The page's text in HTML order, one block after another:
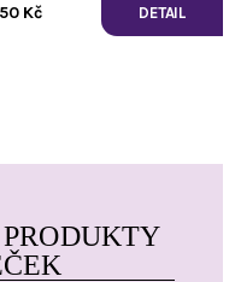
50 Kč DETAIL